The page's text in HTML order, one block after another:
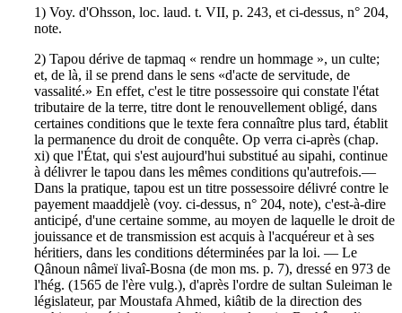
1) Voy. d'Ohsson, loc. laud. t. VII, p. 243, et ci-dessus, n° 204,
note.
2) Tapou dérive de tapmaq « rendre un hommage », un culte;
et, de là, il se prend dans le sens «d'acte de servitude, de
vassalité.» En effet, c'est le titre possessoire qui constate l'état
tributaire de la terre, titre dont le renouvellement obligé, dans
certaines conditions que le texte fera connaître plus tard, établit
la permanence du droit de conquête. Op verra ci-après (chap.
xi) que l'État, qui s'est aujourd'hui substitué au sipahi, continue
à délivrer le tapou dans les mêmes conditions qu'autrefois.—
Dans la pratique, tapou est un titre possessoire délivré contre le
payement maaddjelè (voy. ci-dessus, n° 204, note), c'est-à-dire
anticipé, d'une certaine somme, au moyen de laquelle le droit de
jouissance et de transmission est acquis à l'acquéreur et à ses
héritiers, dans les conditions déterminées par la loi. — Le
Qânoun nâmeï livaî-Bosna (de mon ms. p. 7), dressé en 973 de
l'hég. (1565 de l'ère vulg.), d'après l'ordre de sultan Suleiman le
législateur, par Moustafa Ahmed, kiâtib de la direction des